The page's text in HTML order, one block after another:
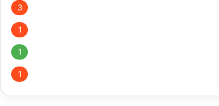
3
1
1
1